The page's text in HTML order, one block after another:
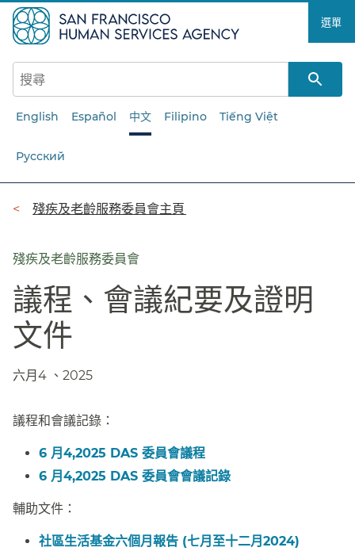
至
主
要
選單​​
English Español 中文 Filipino Tiếng Việt
Русский
導
列​​
殘疾及老齡服務委員會主頁​​
殘疾及老齡服務委員會
議程、會議紀要及證明
文件​​
六月4 、2025​​
議程和會議記錄：​​
6 月4,2025 DAS 委員會議程​​
6 月4,2025 DAS 委員會會議記錄​​
輔助文件：​​
社區生活基金六個月報告 (七月至十二月2024)​​